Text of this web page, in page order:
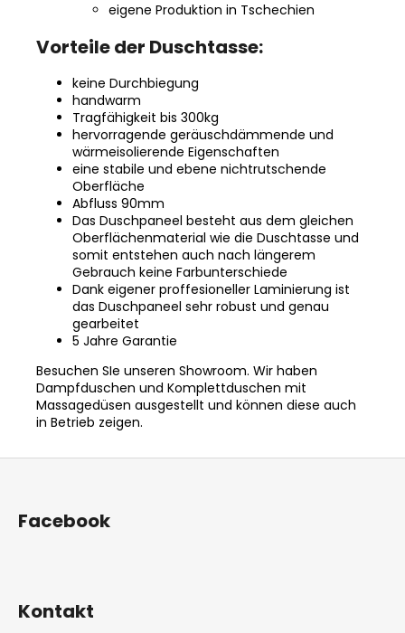
eigene Produktion in Tschechien
Vorteile der Duschtasse:
keine Durchbiegung
handwarm
Tragfähigkeit bis 300kg
hervorragende geräuschdämmende und
wärmeisolierende Eigenschaften
eine stabile und ebene nichtrutschende
Oberfläche
Abfluss 90mm
Das Duschpaneel besteht aus dem gleichen
Oberflächenmaterial wie die Duschtasse und
somit entstehen auch nach längerem
Gebrauch keine Farbunterschiede
Dank eigener proffesioneller Laminierung ist
das Duschpaneel sehr robust und genau
gearbeitet
5 Jahre Garantie
Besuchen SIe unseren Showroom. Wir haben
Dampfduschen und Komplettduschen mit
Massagedüsen ausgestellt und können diese auch
in Betrieb zeigen.
Facebook
Kontakt